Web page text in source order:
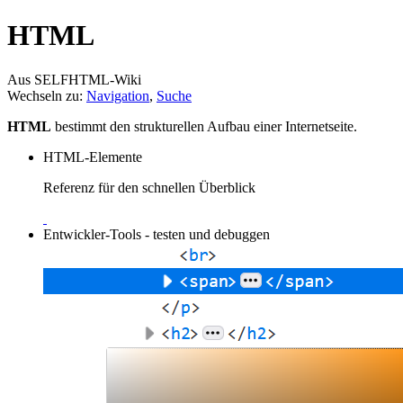
HTML
Aus SELFHTML-Wiki
Wechseln zu: Navigation, Suche
HTML bestimmt den strukturellen Aufbau einer Internetseite.
HTML-Elemente
Referenz für den schnellen Überblick
Entwickler-Tools - testen und debuggen